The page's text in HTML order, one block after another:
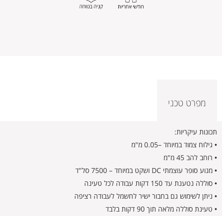
מפרט טכני
תכונות עיקריות:
• גילוח צמוד במיוחד –0.05 מ"מ
• רוחב להב 45 מ"מ
• מנוע סופר עוצמתי DC ושקט במיוחד – 7500 סל"ד
• סוללה נטענת עד 150 דקות עבודה לכל טעינה
• ניתן לשימוש גם בחבור ישיר לחשמל לעבודה רציפה
• טעינת סוללה מלאה תוך 90 דקות בלבד